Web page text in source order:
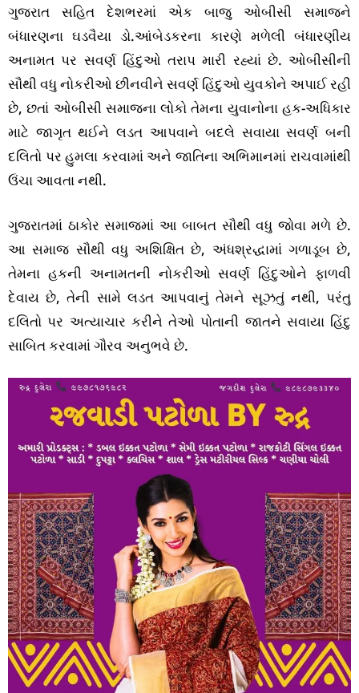
ગુજરાત સહિત દેશભરમાં એક બાજુ ઓબીસી સમાજને
બંધારણના ઘડવૈયા ડો.આંબેડકરના કારણે મળેલી બંધારણીય
અનામત પર સવર્ણ હિંદુઓ તરાપ મારી રહ્યાં છે. ઓબીસીની
સૌથી વધુ નોકરીઓ છીનવીને સવર્ણ હિંદુઓ યુવકોને અપાઈ રહી
છે, છતાં ઓબીસી સમાજના લોકો તેમના યુવાનોના હક-અધિકાર
માટે જાગૃત થઈને લડત આપવાને બદલે સવાયા સવર્ણ બની
દલિતો પર હુમલા કરવામાં અને જાતિના અભિમાનમાં રાચવામાંથી
ઉંચા આવતા નથી.
ગુજરાતમાં ઠાકોર સમાજમાં આ બાબત સૌથી વધુ જોવા મળે છે.
આ સમાજ સૌથી વધુ અશિક્ષિત છે, અંધશ્રદ્ધામાં ગળાડૂબ છે,
તેમના હકની અનામતની નોકરીઓ સવર્ણ હિંદુઓને ફાળવી
દેવાય છે, તેની સામે લડત આપવાનું તેમને સૂઝતું નથી, પરંતુ
દલિતો પર અત્યાચાર કરીને તેઓ પોતાની જાતને સવાયા હિંદુ
સાબિત કરવામાં ગૌરવ અનુભવે છે.